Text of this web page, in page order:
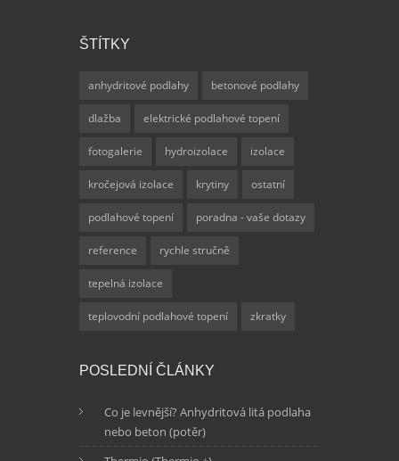
ŠTÍTKY
anhydritové podlahy betonové podlahy
dlažba elektrické podlahové topení
fotogalerie hydroizolace izolace
kročejová izolace krytiny ostatní
podlahové topení poradna - vaše dotazy
reference rychle stručně
tepelná izolace
teplovodní podlahové topení zkratky
POSLEDNÍ ČLÁNKY
Co je levnější? Anhydritová litá podlaha
nebo beton (potěr)